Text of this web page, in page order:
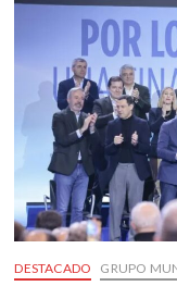
DESTACADO GRUPO